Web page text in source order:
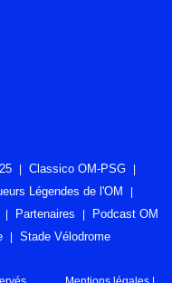
Classico OM-PSG
Légendes de l'OM
Partenaires
Podcast OM
Stade Vélodrome